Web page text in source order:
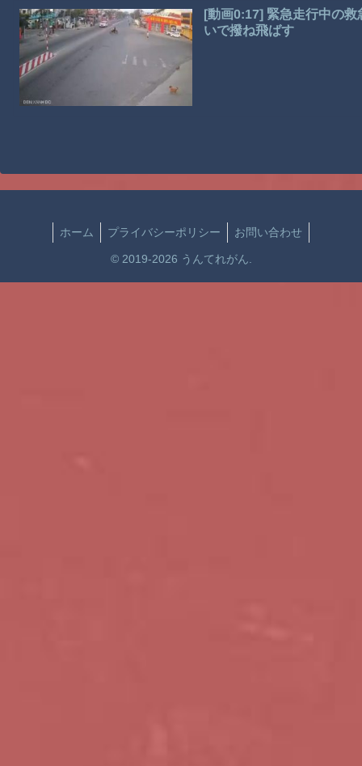
[動画0:17] 緊急走行中の
いで撥ね飛ばす
ホーム プライバシーポリシー お問い合わせ
© 2019-2026 うんてれがん.